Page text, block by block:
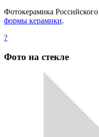
Фотокерамика Российского
формы керамики.
?
Фото на стекле